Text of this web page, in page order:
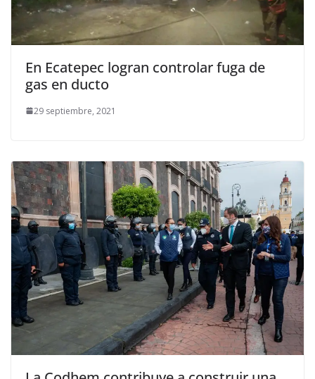
En Ecatepec logran controlar fuga de
gas en ducto
29 septiembre, 2021